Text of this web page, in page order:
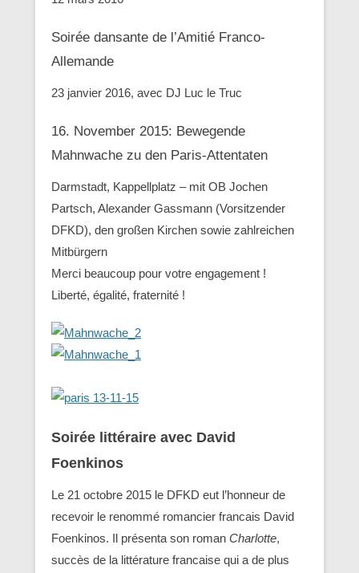
Soirée dansante de l’Amitié Franco-
Allemande
23 janvier 2016, avec DJ Luc le Truc
16. November 2015: Bewegende
Mahnwache zu den ‪Paris-Attentaten
Darmstadt, Kappellplatz – mit OB Jochen
Partsch, Alexander Gassmann (Vorsitzender
‪‎DFKD), den großen Kirchen sowie zahlreichen
Mitbürgern
Merci beaucoup pour votre engagement !
Liberté, égalité, fraternité !
Soirée littéraire avec David
Foenkinos
Le 21 octobre 2015 le DFKD eut l’honneur de
recevoir le renommé romancier francais David
Foenkinos. Il présenta son roman Charlotte,
succès de la littérature francaise qui a de plus